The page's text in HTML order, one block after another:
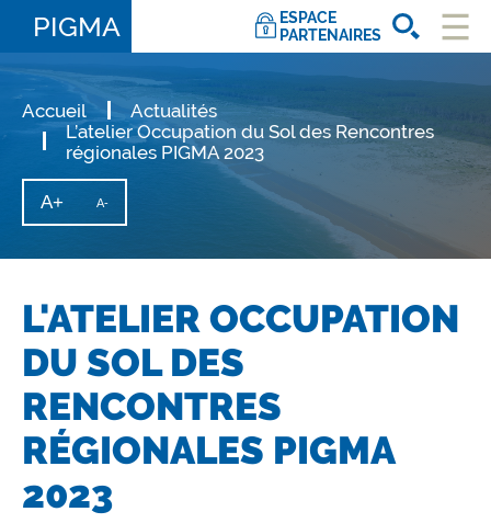
PIGMA
ESPACE
PARTENAIRES
Accueil
Actualités
L’atelier Occupation du Sol des Rencontres
régionales PIGMA 2023
A+ Augmenter
la
du
A-
taille
L'ATELIER OCCUPATION
DU SOL DES
RENCONTRES
RÉGIONALES PIGMA
2023